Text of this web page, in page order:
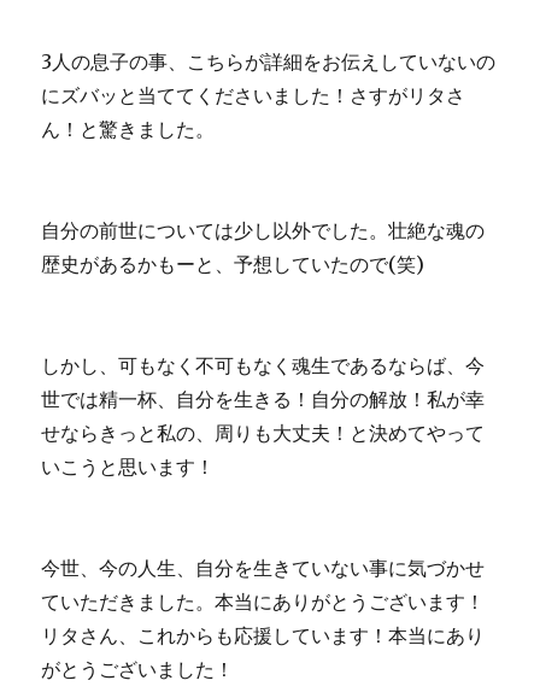
3人の息子の事、こちらが詳細をお伝えしていないの
にズバッと当ててくださいました！さすがリタさ
ん！と驚きました。
自分の前世については少し以外でした。壮絶な魂の
歴史があるかもーと、予想していたので(笑)
しかし、可もなく不可もなく魂生であるならば、今
世では精一杯、自分を生きる！自分の解放！私が幸
せならきっと私の、周りも大丈夫！と決めてやって
いこうと思います！
今世、今の人生、自分を生きていない事に気づかせ
ていただきました。本当にありがとうございます！
リタさん、これからも応援しています！本当にあり
がとうございました！